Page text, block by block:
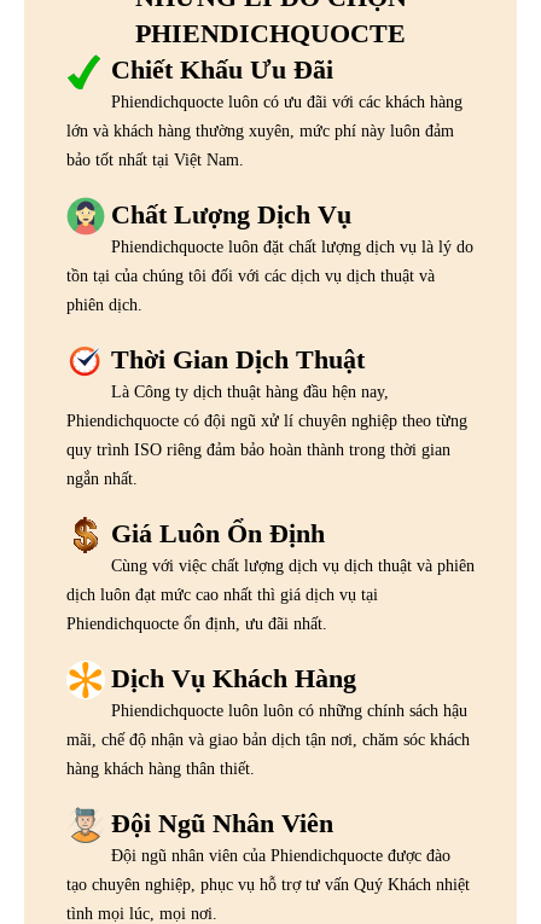
PHIENDICHQUOCTE
Chiết Khấu Ưu Đãi
Phiendichquocte luôn có ưu đãi với các khách hàng
lớn và khách hàng thường xuyên, mức phí này luôn đảm
bảo tốt nhất tại Việt Nam.
Chất Lượng Dịch Vụ
Phiendichquocte luôn đặt chất lượng dịch vụ là lý do
tồn tại của chúng tôi đối với các dịch vụ dịch thuật và
phiên dịch.
Thời Gian Dịch Thuật
Là Công ty dịch thuật hàng đầu hện nay,
Phiendichquocte có đội ngũ xử lí chuyên nghiệp theo từng
quy trình ISO riêng đảm bảo hoàn thành trong thời gian
ngắn nhất.
Giá Luôn Ổn Định
Cùng với việc chất lượng dịch vụ dịch thuật và phiên
dịch luôn đạt mức cao nhất thì giá dịch vụ tại
Phiendichquocte ổn định, ưu đãi nhất.
Dịch Vụ Khách Hàng
Phiendichquocte luôn luôn có những chính sách hậu
mãi, chế độ nhận và giao bản dịch tận nơi, chăm sóc khách
hàng khách hàng thân thiết.
Đội Ngũ Nhân Viên
Đội ngũ nhân viên của Phiendichquocte được đào
tạo chuyên nghiệp, phục vụ hỗ trợ tư vấn Quý Khách nhiệt
tình mọi lúc, mọi nơi.